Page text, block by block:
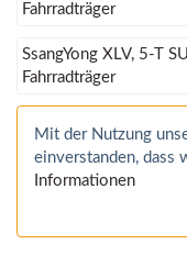
Fahrradträger
SsangYong XLV, 5-T
Fahrradträger
Mit der Nutzung
einverstanden, dass
Informationen